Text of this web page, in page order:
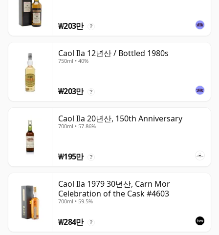
₩203만 ?
Caol Ila 12년산 / Bottled 1980s
750ml • 40%
₩203만 ?
Caol Ila 20년산, 150th Anniversary
700ml • 57.86%
₩195만 ?
Caol Ila 1979 30년산, Carn Mor
Celebration of the Cask #4603
700ml • 59.5%
₩284만 ?